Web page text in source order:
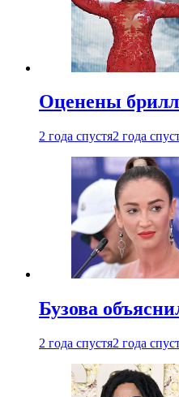
Оценены
2 года спустя2 года
Бузова
2 года спустя2 года